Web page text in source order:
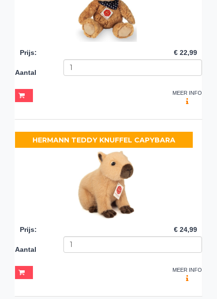
Prijs: € 22,99
Aantal
MEER INFO
HERMANN TEDDY KNUFFEL CAPYBARA
Prijs: € 24,99
Aantal
MEER INFO